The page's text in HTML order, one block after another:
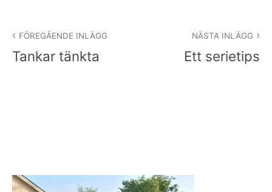
FÖREGÅENDE INLÄGG
Tankar tänkta
NÄSTA INLÄGG
Ett serietips